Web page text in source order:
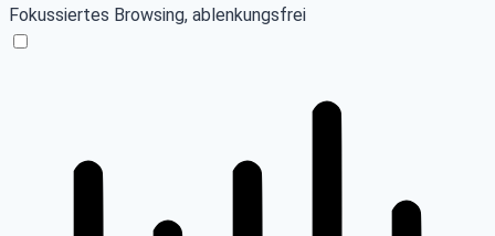
Fokussiertes Browsing, ablenkungsfrei